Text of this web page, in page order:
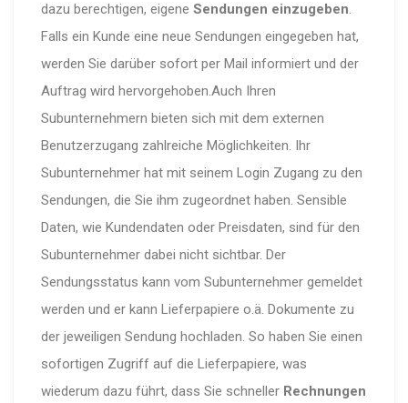
dazu berechtigen, eigene Sendungen einzugeben.
Falls ein Kunde eine neue Sendungen eingegeben hat,
werden Sie darüber sofort per Mail informiert und der
Auftrag wird hervorgehoben.Auch Ihren
Subunternehmern bieten sich mit dem externen
Benutzerzugang zahlreiche Möglichkeiten. Ihr
Subunternehmer hat mit seinem Login Zugang zu den
Sendungen, die Sie ihm zugeordnet haben. Sensible
Daten, wie Kundendaten oder Preisdaten, sind für den
Subunternehmer dabei nicht sichtbar. Der
Sendungsstatus kann vom Subunternehmer gemeldet
werden und er kann Lieferpapiere o.ä. Dokumente zu
der jeweiligen Sendung hochladen. So haben Sie einen
sofortigen Zugriff auf die Lieferpapiere, was
wiederum dazu führt, dass Sie schneller Rechnungen